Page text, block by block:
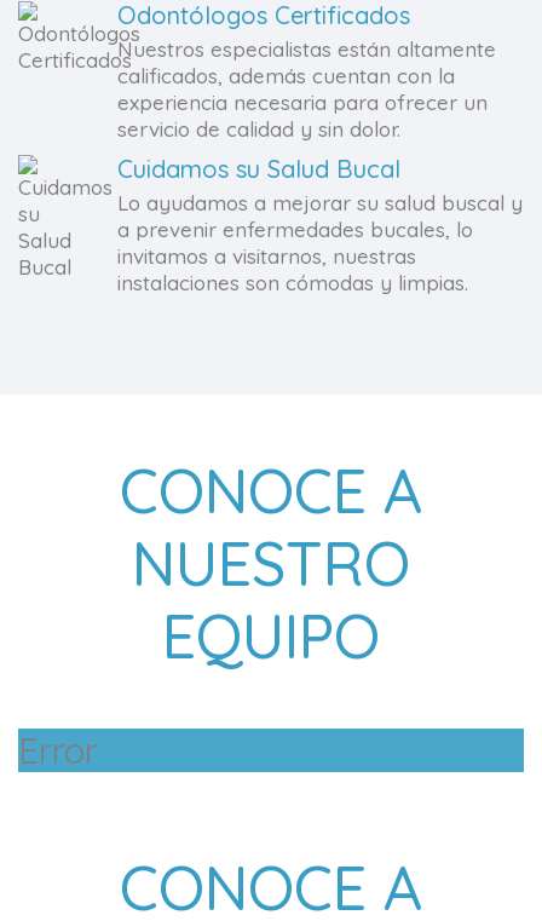
Odontólogos Certificados
Nuestros especialistas están altamente
calificados, además cuentan con la
experiencia necesaria para ofrecer un
servicio de calidad y sin dolor.
Cuidamos su Salud Bucal
Lo ayudamos a mejorar su salud buscal y
a prevenir enfermedades bucales, lo
invitamos a visitarnos, nuestras
instalaciones son cómodas y limpias.
CONOCE A
NUESTRO
EQUIPO
Error
CONOCE A